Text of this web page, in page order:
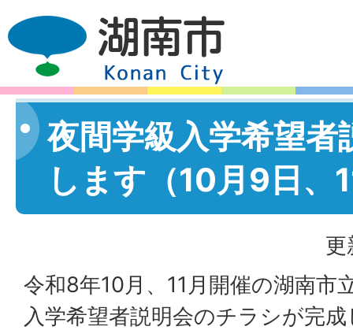
夜間学級入学希望者
します（10月9日、
令和8年10月、11月開催の湖南市
入学希望者説明会のチラシが完